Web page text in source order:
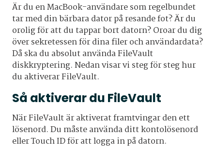
Är du en MacBook-användare som regelbundet
tar med din bärbara dator på resande fot? Är du
orolig för att du tappar bort datorn? Oroar du dig
över sekretessen för dina filer och användardata?
Då ska du absolut använda FileVault
diskkryptering. Nedan visar vi steg för steg hur
du aktiverar FileVault.
Så aktiverar du FileVault
När FileVault är aktiverat framtvingar den ett
lösenord. Du måste använda ditt kontolösenord
eller Touch ID för att logga in på datorn.